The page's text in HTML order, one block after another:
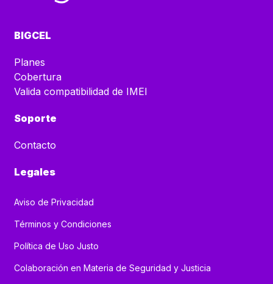
BIGCEL
Planes
Cobertura
Valida compatibilidad de IMEI
Soporte
Contacto
Legales
Aviso de Privacidad
Términos y Condiciones
Política de Uso Justo
Colaboración en Materia de Seguridad y Justicia